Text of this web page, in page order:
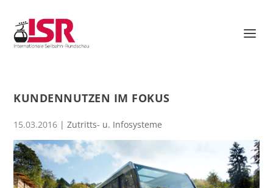
KUNDENNUTZEN IM FOKUS
15.03.2016 |Zutritts- u. Infosysteme